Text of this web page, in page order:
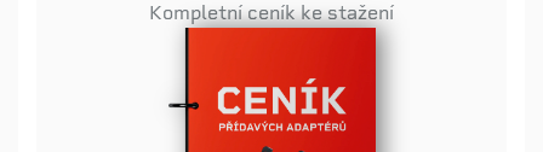
Kompletní ceník ke stažení